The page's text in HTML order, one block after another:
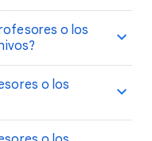
o los
o los